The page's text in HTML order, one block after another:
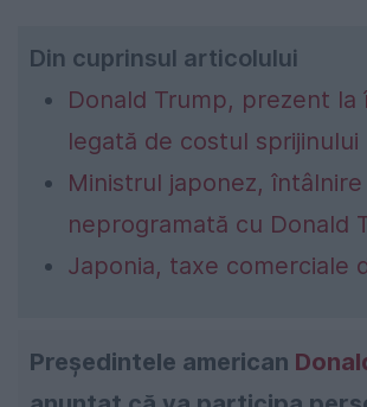
Din cuprinsul articolului
Donald Trump, prezent la
legată de costul sprijinului
Ministrul japonez, întâlnire
neprogramată cu Donald
Japonia, taxe comerciale
Președintele american